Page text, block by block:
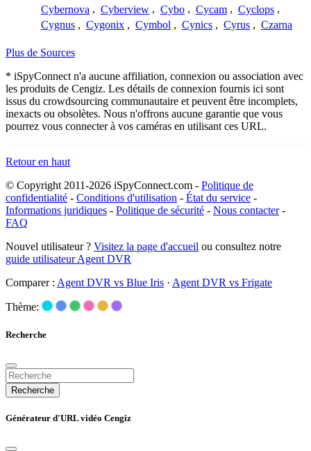
Cybernova , Cyberview , Cybo , Cycam , Cyclops ,
Cygnus , Cygonix , Cymbol , Cynics , Cyrus , Czarna
Plus de Sources
* iSpyConnect n'a aucune affiliation, connexion ou association avec
les produits de Cengiz. Les détails de connexion fournis ici sont
issus du crowdsourcing communautaire et peuvent être incomplets,
inexacts ou obsolètes. Nous n'offrons aucune garantie que vous
pourrez vous connecter à vos caméras en utilisant ces URL.
Retour en haut
© Copyright 2011-2026 iSpyConnect.com - Politique de
confidentialité - Conditions d'utilisation - État du service -
Informations juridiques - Politique de sécurité - Nous contacter-
FAQ
Nouvel utilisateur ? Visitez la page d'accueil ou consultez notre
guide utilisateur Agent DVR
Comparer : Agent DVR vs Blue Iris · Agent DVR vs Frigate
Thème:
Recherche
Recherche
Générateur d'URL vidéo Cengiz